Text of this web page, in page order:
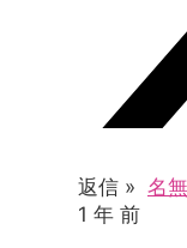
返信 » 名
1 年 前